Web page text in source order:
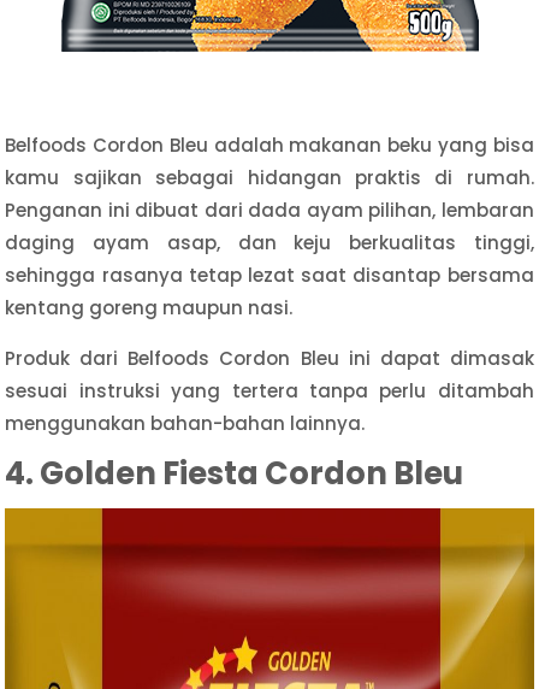
Belfoods Cordon Bleu adalah makanan beku yang bisa
kamu sajikan sebagai hidangan praktis di rumah.
Penganan ini dibuat dari dada ayam pilihan, lembaran
daging ayam asap, dan keju berkualitas tinggi,
sehingga rasanya tetap lezat saat disantap bersama
kentang goreng maupun nasi.
Produk dari Belfoods Cordon Bleu ini dapat dimasak
sesuai instruksi yang tertera tanpa perlu ditambah
menggunakan bahan-bahan lainnya.
4. Golden Fiesta Cordon Bleu